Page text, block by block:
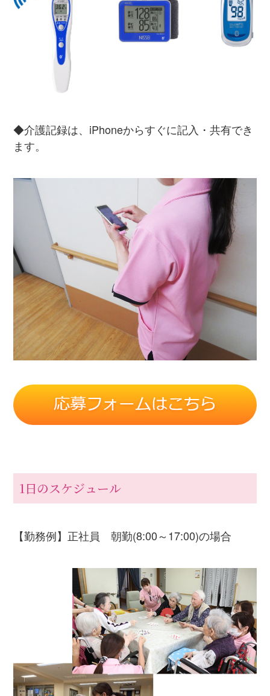
◆介護記録は、iPhoneからすぐに記入・共有でき
ます。
1日のスケジュール
【勤務例】正社員 朝勤(8:00～17:00)の場合